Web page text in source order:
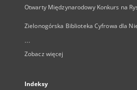
Otwarty Międzynarodowy Konkurs na
Zielonogórska Biblioteka Cyfrowa dla
...
Zobacz więcej
Indeksy